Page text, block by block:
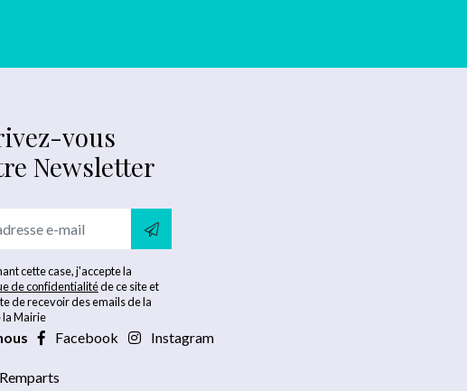
vous
Newsletter
cette case, j'accepte la
de confidentialitéde ce site et
de recevoir des emails de la
la Mairie
Facebook Instagram